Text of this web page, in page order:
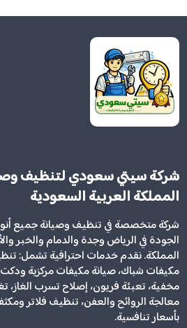
شركة سيتي سعودي لتنظيف
المملكة العربية السعودية
شركة متخصصة في تنظيف وصيانة جميع
الجودة في الرياض وجدة والدمام والخبر
المملكة. نقدم خدمات احترافية تشمل:
مكيفات شباك، صيانة مكيفات مركزية
مخفية، تعبئة فريون، إصلاح تسرب الغاز،
معالجة الروائح والعفن، تنظيف فلاتر
بأسعار تنافسية.